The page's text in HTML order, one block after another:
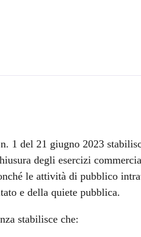
1 del 21 giugno 2023
degli esercizi
le attività di pubblico
e della quiete pubblica.
stabilisce che: